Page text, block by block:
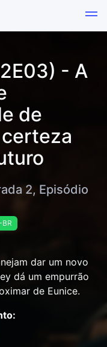
- A
de
2, Episódio
dar um novo
dá um empurrão
de Eunice.